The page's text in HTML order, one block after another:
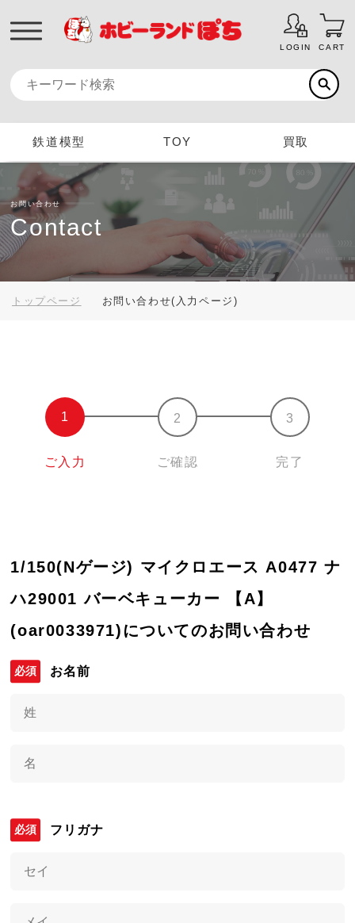
LOGIN CART
鉄道模型 TOY 買取
お問い合わせ
Contact
トップページ お問い合わせ(入力ページ)
ご入力 ご確認 完了
1/150(Nゲージ) マイクロエース A0477 ナ
ハ29001 バーベキューカー 【A】
(oar0033971)についてのお問い合わせ
お名前
フリガナ